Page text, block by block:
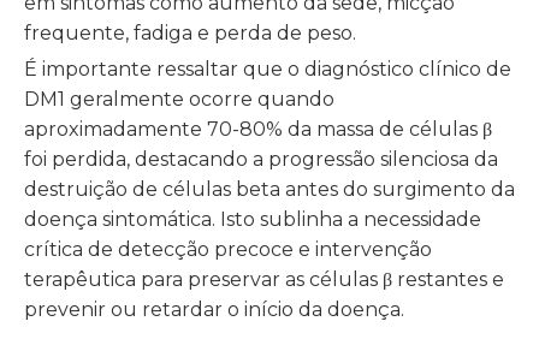
frequente, fadiga e perda de peso.
É importante ressaltar que o diagnóstico clínico de
DM1 geralmente ocorre quando
aproximadamente 70-80% da massa de células β
foi perdida, destacando a progressão silenciosa da
destruição de células beta antes do surgimento da
doença sintomática. Isto sublinha a necessidade
crítica de detecção precoce e intervenção
terapêutica para preservar as células β restantes e
prevenir ou retardar o início da doença.